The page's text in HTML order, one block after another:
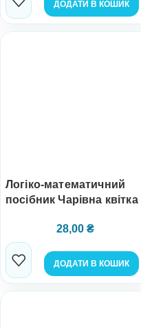
ДОДАТИ В КОШИК
Логіко-математичний
посібник Чарівна квітка
28,00 ₴
ДОДАТИ В КОШИК